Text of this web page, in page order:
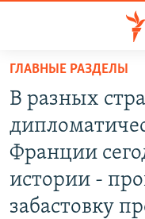
упрощенного
доступа
основному
содержанию
Вернутся
ПОДКАСТЫ
АВТОРСКИЕ ПРОЕКТЫ
МНЕНИЯ
ГЛАВНЫЕ РАЗДЕЛЫ
В разных
Франции
истории -
забастовку